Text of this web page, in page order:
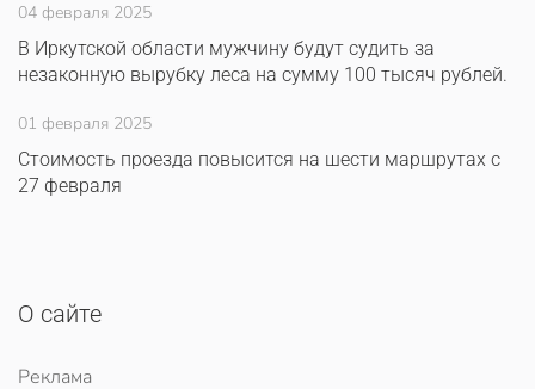
04 февраля 2025
В Иркутской области мужчину будут судить за
незаконную вырубку леса на сумму 100 тысяч рублей.
01 февраля 2025
Стоимость проезда повысится на шести маршрутах с
27 февраля
О сайте
Реклама